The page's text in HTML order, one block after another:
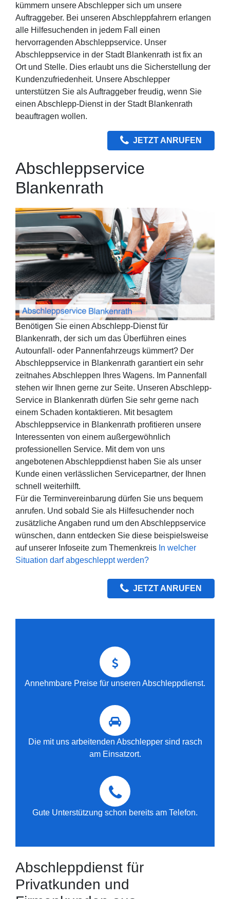
kümmern unsere Abschlepper sich um unsere
Auftraggeber. Bei unseren Abschleppfahrern erlangen
alle Hilfesuchenden in jedem Fall einen
hervorragenden Abschleppservice. Unser
Abschleppservice in der Stadt Blankenrath ist fix an
Ort und Stelle. Dies erlaubt uns die Sicherstellung der
Kundenzufriedenheit. Unsere Abschlepper
unterstützen Sie als Auftraggeber freudig, wenn Sie
einen Abschlepp-Dienst in der Stadt Blankenrath
beauftragen wollen.
JETZT ANRUFEN
Abschleppservice
Blankenrath
Benötigen Sie einen Abschlepp-Dienst für
Blankenrath, der sich um das Überführen eines
Autounfall- oder Pannenfahrzeugs kümmert? Der
Abschleppservice in Blankenrath garantiert ein sehr
zeitnahes Abschleppen Ihres Wagens. Im Pannenfall
stehen wir Ihnen gerne zur Seite. Unseren Abschlepp-
Service in Blankenrath dürfen Sie sehr gerne nach
einem Schaden kontaktieren. Mit besagtem
Abschleppservice in Blankenrath profitieren unsere
Interessenten von einem außergewöhnlich
professionellen Service. Mit dem von uns
angebotenen Abschleppdienst haben Sie als unser
Kunde einen verlässlichen Servicepartner, der Ihnen
schnell weiterhilft.
Für die Terminvereinbarung dürfen Sie uns bequem
anrufen. Und sobald Sie als Hilfesuchender noch
zusätzliche Angaben rund um den Abschleppservice
wünschen, dann entdecken Sie diese beispielsweise
auf unserer Infoseite zum Themenkreis In welcher
Situation darf abgeschleppt werden?
JETZT ANRUFEN
Annehmbare Preise für unseren Abschleppdienst.
Die mit uns arbeitenden Abschlepper sind rasch
am Einsatzort.
Gute Unterstützung schon bereits am Telefon.
Abschleppdienst für
Privatkunden und